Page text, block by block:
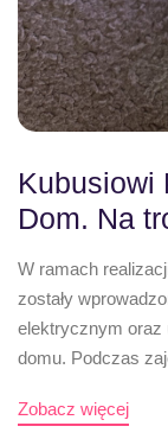
Kubusiowi
Dom. Na
W ramach
zostały
elektrycznym oraz
domu. Podczas
Zobacz więcej